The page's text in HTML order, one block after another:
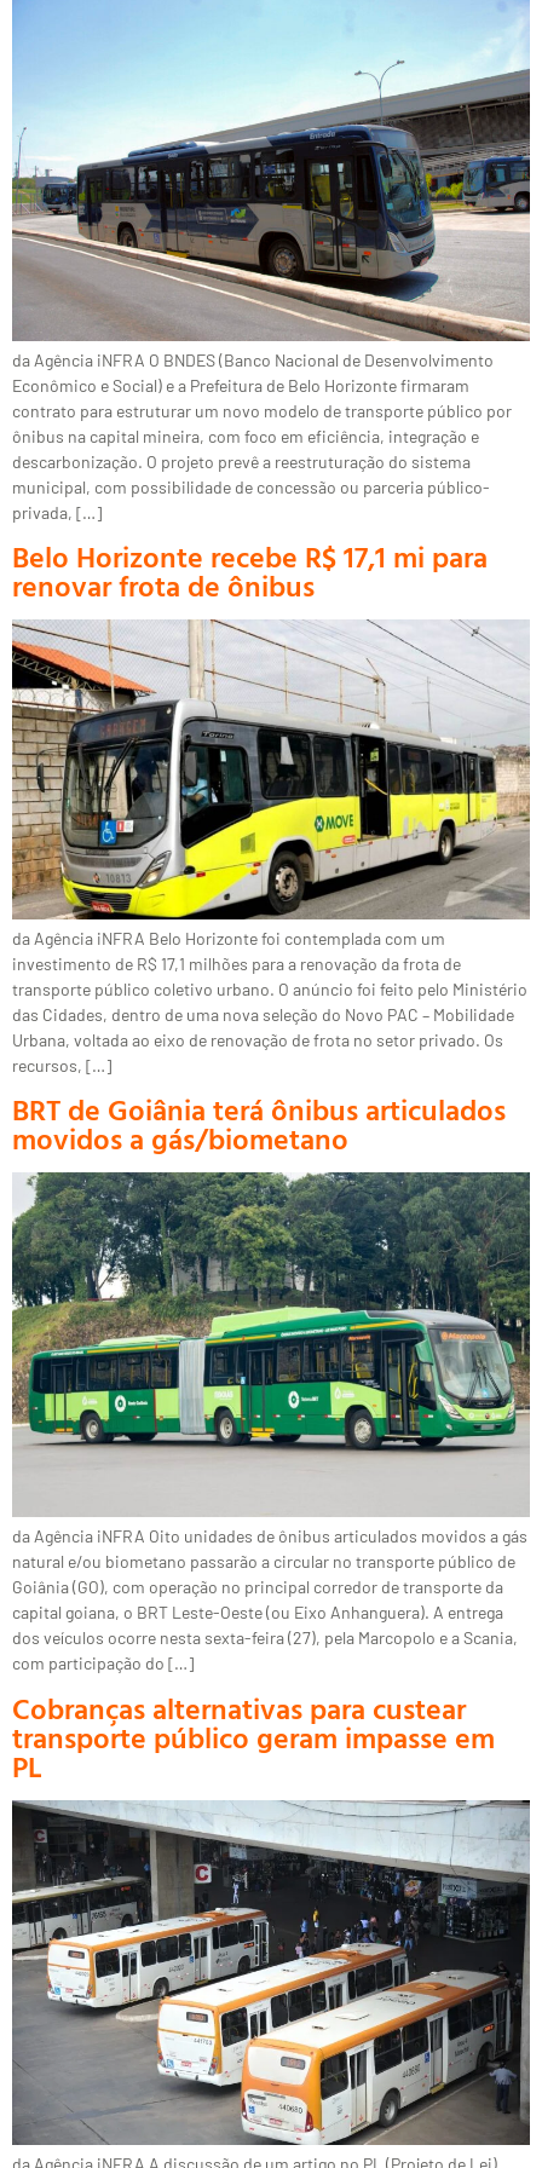
da Agência iNFRA O BNDES (Banco Nacional de Desenvolvimento
Econômico e Social) e a Prefeitura de Belo Horizonte firmaram
contrato para estruturar um novo modelo de transporte público por
ônibus na capital mineira, com foco em eficiência, integração e
descarbonização. O projeto prevê a reestruturação do sistema
municipal, com possibilidade de concessão ou parceria público-
privada, […]
Belo Horizonte recebe R$ 17,1 mi para
renovar frota de ônibus
da Agência iNFRA Belo Horizonte foi contemplada com um
investimento de R$ 17,1 milhões para a renovação da frota de
transporte público coletivo urbano. O anúncio foi feito pelo Ministério
das Cidades, dentro de uma nova seleção do Novo PAC – Mobilidade
Urbana, voltada ao eixo de renovação de frota no setor privado. Os
recursos, […]
BRT de Goiânia terá ônibus articulados
movidos a gás/biometano
da Agência iNFRA Oito unidades de ônibus articulados movidos a gás
natural e/ou biometano passarão a circular no transporte público de
Goiânia (GO), com operação no principal corredor de transporte da
capital goiana, o BRT Leste-Oeste (ou Eixo Anhanguera). A entrega
dos veículos ocorre nesta sexta-feira (27), pela Marcopolo e a Scania,
com participação do […]
Cobranças alternativas para custear
transporte público geram impasse em
PL
da Agência iNFRA A discussão de um artigo no PL (Projeto de Lei)